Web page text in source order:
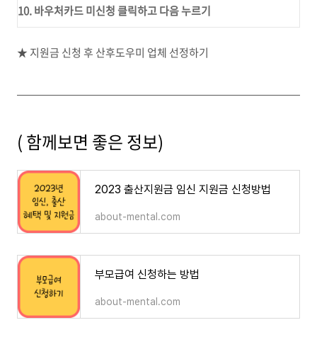
10. 바우처카드 미신청 클릭하고 다음 누르기
★ 지원금 신청 후 산후도우미 업체 선정하기
( 함께보면 좋은 정보)
2023 출산지원금 임신 지원금 신청방법
about-mental.com
부모급여 신청하는 방법
about-mental.com